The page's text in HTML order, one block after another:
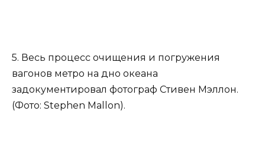
5. Весь процесс очищения и погружения
вагонов метро на дно океана
задокументировал фотограф Стивен Мэллон.
(Фото: Stephen Mallon).